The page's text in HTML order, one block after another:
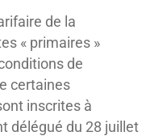
de la
« primaires »
de
certaines
inscrites à
délégué du 28 juillet